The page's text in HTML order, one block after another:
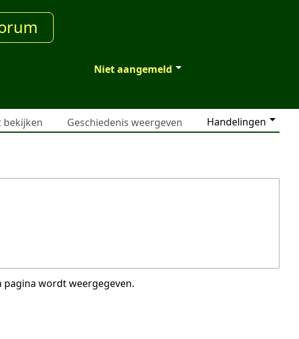
Niet aangemeld
Handelingen
bekijken Geschiedenis weergeven
pagina wordt weergegeven.